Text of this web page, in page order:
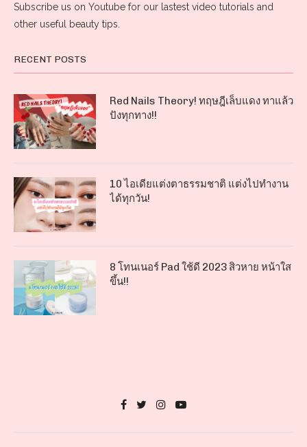
Subscribe us on Youtube for our lastest video tutorials and
other useful beauty tips.
RECENT POSTS
Red Nails Theory! ทฤษฎีเล็บแดง ทาแล้ว
ปังทุกทาง!!
10 ไอเดียแต่งตาธรรมชาติ แต่งไปทำงาน
ได้ทุกวัน!
8 โทนเนอร์ Pad ใช้ดี 2023 สิวหาย หน้าใส
ขึ้น!!